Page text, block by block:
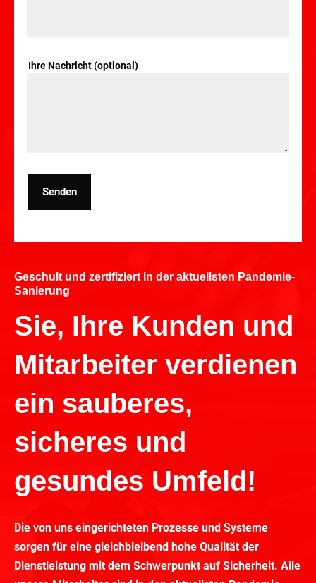
Ihre Nachricht (optional)
Senden
Geschult und zertifiziert in der aktuellsten Pandemie-
Sanierung
Sie, Ihre Kunden und
Mitarbeiter verdienen
ein sauberes,
sicheres und
gesundes Umfeld!
Die von uns eingerichteten Prozesse und Systeme
sorgen für eine gleichbleibend hohe Qualität der
Dienstleistung mit dem Schwerpunkt auf Sicherheit. Alle